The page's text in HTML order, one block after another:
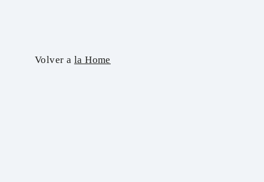
Volver a la Home